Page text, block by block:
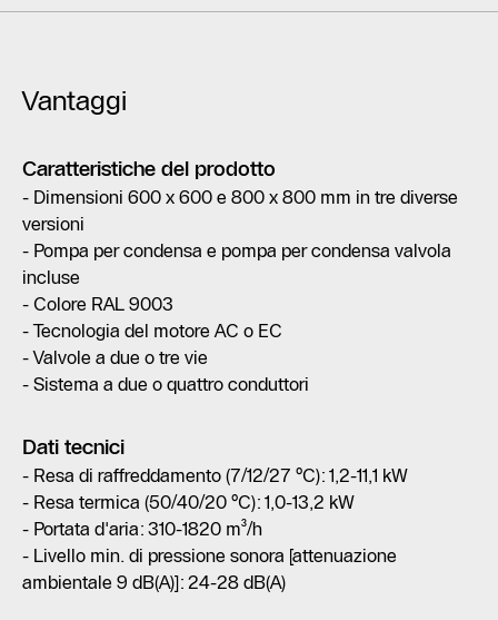
Vantaggi
Caratteristiche del prodotto
- Dimensioni 600 x 600 e 800 x 800 mm in tre diverse
versioni
- Pompa per condensa e pompa per condensa valvola
incluse
- Colore RAL 9003
- Tecnologia del motore AC o EC
- Valvole a due o tre vie
- Sistema a due o quattro conduttori
Dati tecnici
- Resa di raffreddamento (7/12/27 °C): 1,2-11,1 kW
- Resa termica (50/40/20 °C): 1,0-13,2 kW
- Portata d'aria: 310-1820 m³/h
- Livello min. di pressione sonora [attenuazione
ambientale 9 dB(A)]: 24-28 dB(A)